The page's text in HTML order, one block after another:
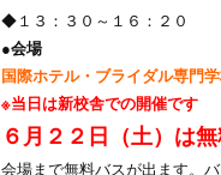
◆１３：３０～１６：２０
●会場
国際ホテル・ブライダル専門
※当日は新校舎での開催です
６月２２日（土）は
会場まで無料バスが出ます。